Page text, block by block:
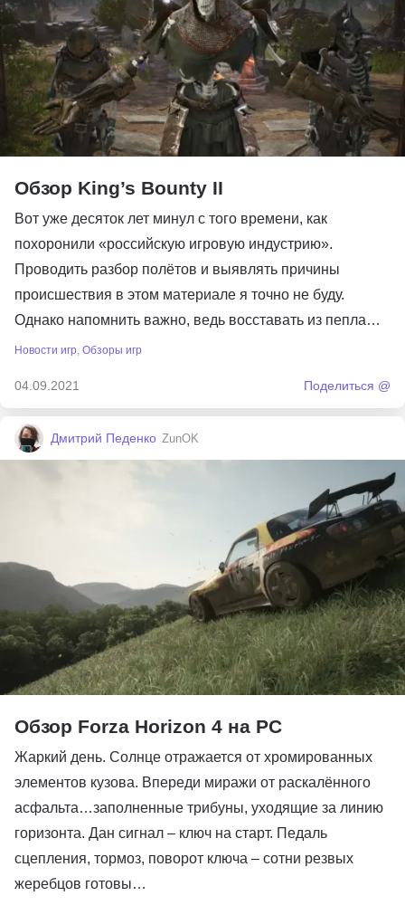
Обзор King’s Bounty II
Вот уже десяток лет минул с того времени, как
похоронили «российскую игровую индустрию».
Проводить разбор полётов и выявлять причины
происшествия в этом материале я точно не буду.
Однако напомнить важно, ведь восставать из пепла…
Новости игр, Обзоры игр
04.09.2021 Поделиться @
Дмитрий Педенко ZunOK
Обзор Forza Horizon 4 на PC
Жаркий день. Солнце отражается от хромированных
элементов кузова. Впереди миражи от раскалённого
асфальта…заполненные трибуны, уходящие за линию
горизонта. Дан сигнал – ключ на старт. Педаль
сцепления, тормоз, поворот ключа – сотни резвых
жеребцов готовы…